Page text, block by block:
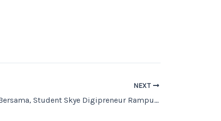
NEXT
Kebanggaan Bersama, Student Skye Digipreneur Rampungkan Khatam Al-Qur’an 30 Juz